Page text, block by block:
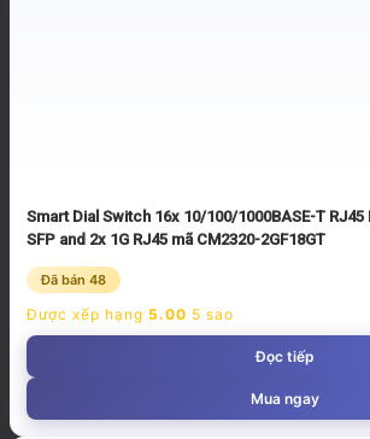
Smart Dial Switch 16x 10/100/1000BASE-T
SFP and 2x 1G RJ45 mã CM2320-2GF18GT
Đã bán 48
Được xếp hạng 5.00 5 sao
Đọc tiếp
Mua ngay